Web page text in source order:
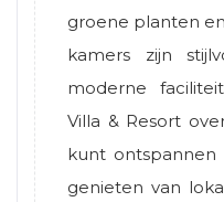
groene planten
kamers zijn
moderne
Villa & Resort
kunt
genieten van